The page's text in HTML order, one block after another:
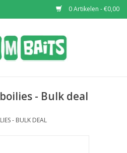
0 Artikelen - €0,00
- Bulk deal
- BULK DEAL